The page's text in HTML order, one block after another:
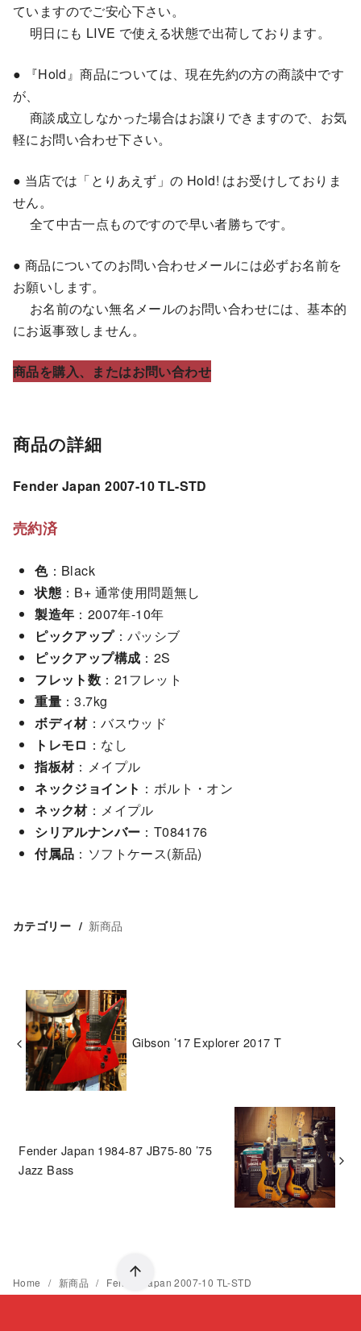
ていますのでご安心下さい。
明日にも LIVE で使える状態で出荷しております。
● 『Hold』商品については、現在先約の方の商談中です
が、
商談成立しなかった場合はお譲りできますので、お気
軽にお問い合わせ下さい。
● 当店では「とりあえず」の Hold! はお受けしておりま
せん。
全て中古一点ものですので早い者勝ちです。
● 商品についてのお問い合わせメールには必ずお名前を
お願いします。
お名前のない無名メールのお問い合わせには、基本的
にお返事致しません。
商品を購入、またはお問い合わせ
商品の詳細
Fender Japan 2007-10 TL-STD
売約済
色：Black
状態 ：B+ 通常使用問題無し
製造年 ：2007年-10年
ピックアップ：パッシブ
ピックアップ構成 ：2S
フレット数 ：21フレット
重量 ：3.7kg
ボディ材：バスウッド
トレモロ ：なし
指板材：メイプル
ネックジョイント ：ボルト・オン
ネック材：メイプル
シリアルナンバー ：T084176
付属品 ：ソフトケース(新品)
カテゴリー 新商品
Gibson ’17 Explorer 2017 T
Fender Japan 1984-87 JB75-80 ’75
Jazz Bass
Home 新商品 Fender Japan 2007-10 TL-STD